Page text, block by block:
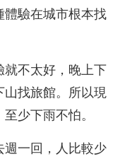
驗在城市根本找
不太好，晚上下
找旅館。所以現
少下雨不怕。
一回，人比較少